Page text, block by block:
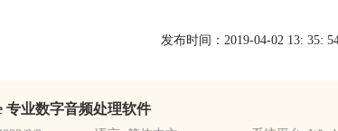
发布时间：2019-04-02 13: 35:
专业数字音频处理软件